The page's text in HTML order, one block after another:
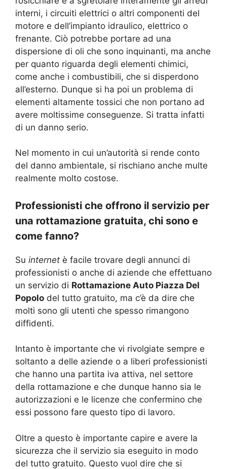
interni, i circuiti elettrici o altri componenti del
motore e dell’impianto idraulico, elettrico o
frenante. Ciò potrebbe portare ad una
dispersione di oli che sono inquinanti, ma anche
per quanto riguarda degli elementi chimici,
come anche i combustibili, che si disperdono
all’esterno. Dunque si ha poi un problema di
elementi altamente tossici che non portano ad
avere moltissime conseguenze. Si tratta infatti
di un danno serio.
Nel momento in cui un’autorità si rende conto
del danno ambientale, si rischiano anche multe
realmente molto costose.
Professionisti che offrono il servizio per
una rottamazione gratuita, chi sono e
come fanno?
Su internet è facile trovare degli annunci di
professionisti o anche di aziende che effettuano
un servizio di Rottamazione Auto Piazza Del
Popolo del tutto gratuito, ma c’è da dire che
molti sono gli utenti che spesso rimangono
diffidenti.
Intanto è importante che vi rivolgiate sempre e
soltanto a delle aziende o a liberi professionisti
che hanno una partita iva attiva, nel settore
della rottamazione e che dunque hanno sia le
autorizzazioni e le licenze che confermino che
essi possono fare questo tipo di lavoro.
Oltre a questo è importante capire e avere la
sicurezza che il servizio sia eseguito in modo
del tutto gratuito. Questo vuol dire che si